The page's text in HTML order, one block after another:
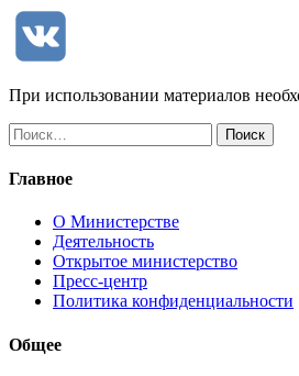
При использовании материалов
Найти:
Главное
О Министерстве
Деятельность
Открытое министерство
Пресс-центр
Политика конфиденциальности
Общее